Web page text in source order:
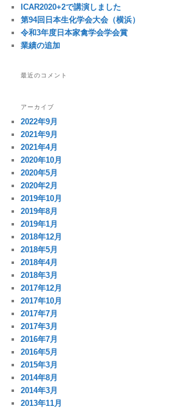
ICAR2020+2で講演しました
第94回日本生化学会大会（横浜）
令和3年度日本家禽学会学会賞
業績の追加
最近のコメント
アーカイブ
2022年9月
2021年9月
2021年4月
2020年10月
2020年5月
2020年2月
2019年10月
2019年8月
2019年1月
2018年12月
2018年5月
2018年4月
2018年3月
2017年12月
2017年10月
2017年7月
2017年3月
2016年7月
2016年5月
2015年3月
2014年8月
2014年3月
2013年11月